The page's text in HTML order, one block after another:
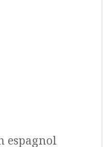
espagnol